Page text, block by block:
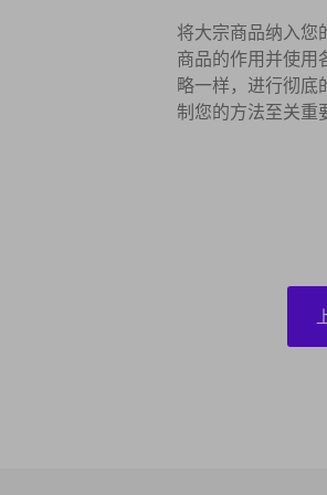
将大宗商品纳入您
商品的作用并使用
略一样，进行彻底
制您的方法至关重